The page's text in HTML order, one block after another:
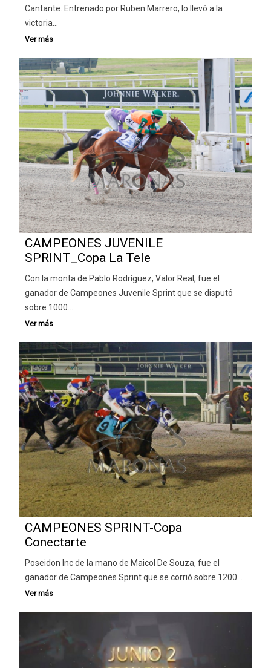
Cantante. Entrenado por Ruben Marrero, lo llevó a la
victoria…
CAMPEONES JUVENILE
SPRINT_Copa La Tele
Con la monta de Pablo Rodríguez, Valor Real, fue el
ganador de Campeones Juvenile Sprint que se disputó
sobre 1000…
CAMPEONES SPRINT-Copa
Conectarte
Poseidon Inc de la mano de Maicol De Souza, fue el
ganador de Campeones Sprint que se corrió sobre 1200…